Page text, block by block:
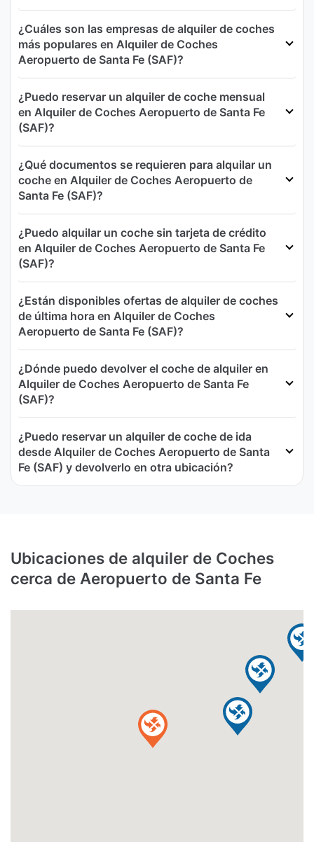
¿Cuáles son las empresas de alquiler de coches
más populares en Alquiler de Coches
Aeropuerto de Santa Fe (SAF)?
¿Puedo reservar un alquiler de coche mensual
en Alquiler de Coches Aeropuerto de Santa Fe
(SAF)?
¿Qué documentos se requieren para alquilar un
coche en Alquiler de Coches Aeropuerto de
Santa Fe (SAF)?
¿Puedo alquilar un coche sin tarjeta de crédito
en Alquiler de Coches Aeropuerto de Santa Fe
(SAF)?
¿Están disponibles ofertas de alquiler de coches
de última hora en Alquiler de Coches
Aeropuerto de Santa Fe (SAF)?
¿Dónde puedo devolver el coche de alquiler en
Alquiler de Coches Aeropuerto de Santa Fe
(SAF)?
¿Puedo reservar un alquiler de coche de ida
desde Alquiler de Coches Aeropuerto de Santa
Fe (SAF) y devolverlo en otra ubicación?
Ubicaciones de alquiler de Coches
cerca de Aeropuerto de Santa Fe